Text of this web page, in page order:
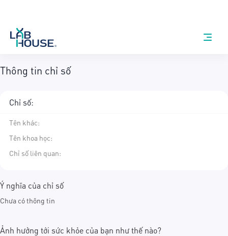
Thông tin chỉ số
Chỉ số:
Tên khác:
Tên khoa học:
Chỉ số liên quan:
Ý nghĩa của chỉ số
Chưa có thông tin
Ảnh hưởng tới sức khỏe của bạn như thế nào?